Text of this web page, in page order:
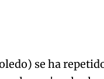
se ha